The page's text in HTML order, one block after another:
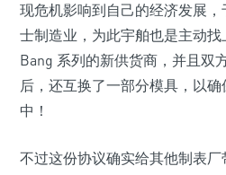
现危机影响到自己的经济发展
士制造业，为此宇舶也是主动
Bang 系列的新供货商，并且双
后，还互换了一部分模具，以
中！
不过这份协议确实给其他制表